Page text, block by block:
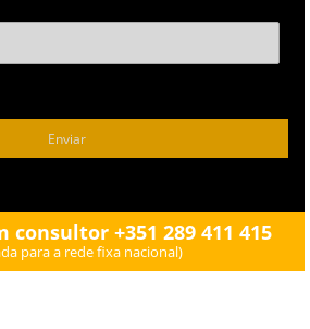
Enviar
consultor +351 289 411 415
para a rede fixa nacional)